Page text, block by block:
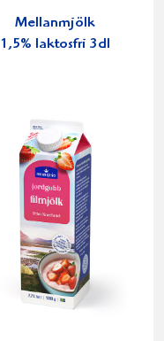
Mellanmjölk
1,5% laktosfri 3dl